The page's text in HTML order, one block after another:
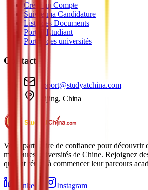
Créer un Compte
Suivre ma Candidature
Liste des Documents
Portail Étudiant
Portail des universités
Contact
support@studyatchina.com
Beijing, China
Votre partenaire de confiance pour découvrir
meilleures universités de Chine. Rejoignez
qui ont réussi à commencer leur parcours
LinkedIn Instagram